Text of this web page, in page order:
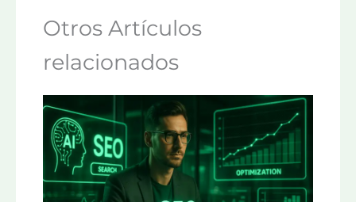
Otros Artículos
relacionados